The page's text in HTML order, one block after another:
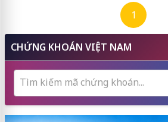
1
CHỨNG KHOÁN VIỆT NAM
Tìm kiếm mã chứng khoán...